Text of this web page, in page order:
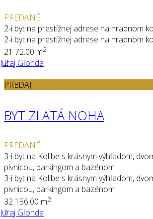
PREDANÉ
2-i byt na prestížnej adrese na hradnom
2-i byt na prestížnej adrese na hradnom
21 72.00 m2
Juraj Gľonda
2
PREDAJ
BYT ZLATÁ NOHA
PREDANÉ
3-i byt na Kolibe s krásnym výhľadom,
pivnicou, parkingom a bazénom
3-i byt na Kolibe s krásnym výhľadom,
pivnicou, parkingom a bazénom
32 156.00 m2
Juraj Gľonda
1